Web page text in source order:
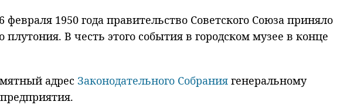
1950 года правительство Советского Союза приняло
В честь этого события в городском музее в конце
адрес Законодательного Собрания генеральному